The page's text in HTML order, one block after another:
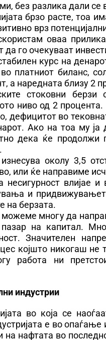
без разлика дали се
брзо расте, тоа
врз
оваа
го очекуваат
курс на
платниот биланс,
а наредната близу 2
стоковни берзи
ниво од 2
дефицитот во
Ако на тоа му
дека ќе продолжи
околу 3,5
или ќе направиме
несигурност
и
на берзата.
многу да
на капитал.
Значителен
којшто никогаш не
работа ни
индустрии
во која се
е во
на нафтата во